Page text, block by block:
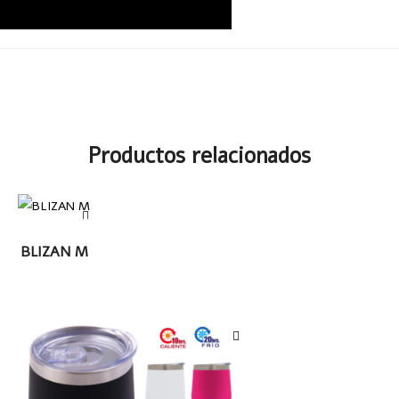
Productos relacionados
LEER MÁS
BLIZAN M